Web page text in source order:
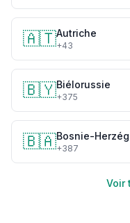
🇦🇹Autriche
+43
🇧🇾Biélorussie
+375
🇧🇦+387
Voir